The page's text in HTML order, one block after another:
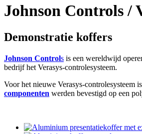
Johnson Controls /
Demonstratie koffers
Johnson Controls is een wereldwijd
bedrijf het Verasys-controlesysteem.
Voor het nieuwe Verasys-controlesysteem
componenten werden bevestigd op een